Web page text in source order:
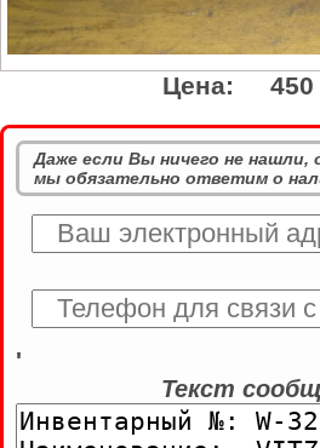
Цена:
Даже если Вы ничего не
мы обязательно ответим о
'
Текст